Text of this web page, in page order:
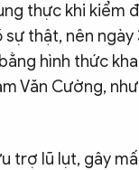
thực khi kiểm
thật, nên ngày
hình thức
Văn Cường,
trợ lũ lụt, gây